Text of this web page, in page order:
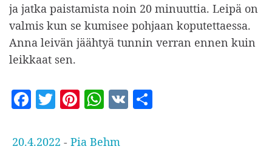
ja jatka paistamista noin 20 minuuttia. Leipä on
valmis kun se kumisee pohjaan koputettaessa.
Anna leivän jäähtyä tunnin verran ennen kuin
leikkaat sen.
F
c
T
itt
Pi
er
W
at
V
J20.4.2022 - Pia Behm